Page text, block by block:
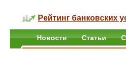
Рейтинг банковских
Новости Статьи